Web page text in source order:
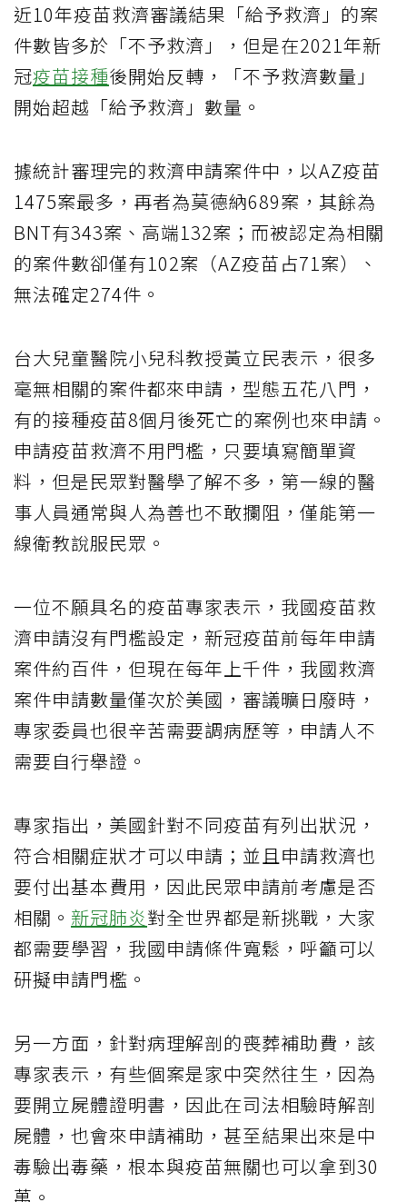
近10年疫苗救濟審議結果「給予救濟」的案
件數皆多於「不予救濟」，但是在2021年新
冠疫苗接種後開始反轉，「不予救濟數量」
開始超越「給予救濟」數量。
據統計審理完的救濟申請案件中，以AZ疫苗
1475案最多，再者為莫德納689案，其餘為
BNT有343案、高端132案；而被認定為相關
的案件數卻僅有102案（AZ疫苗占71案）、
無法確定274件。
台大兒童醫院小兒科教授黃立民表示，很多
毫無相關的案件都來申請，型態五花八門，
有的接種疫苗8個月後死亡的案例也來申請。
申請疫苗救濟不用門檻，只要填寫簡單資
料，但是民眾對醫學了解不多，第一線的醫
事人員通常與人為善也不敢攔阻，僅能第一
線衛教說服民眾。
一位不願具名的疫苗專家表示，我國疫苗救
濟申請沒有門檻設定，新冠疫苗前每年申請
案件約百件，但現在每年上千件，我國救濟
案件申請數量僅次於美國，審議曠日廢時，
專家委員也很辛苦需要調病歷等，申請人不
需要自行舉證。
專家指出，美國針對不同疫苗有列出狀況，
符合相關症狀才可以申請；並且申請救濟也
要付出基本費用，因此民眾申請前考慮是否
相關。 新冠肺炎對全世界都是新挑戰，大家
都需要學習，我國申請條件寬鬆，呼籲可以
研擬申請門檻。
另一方面，針對病理解剖的喪葬補助費，該
專家表示，有些個案是家中突然往生，因為
要開立屍體證明書，因此在司法相驗時解剖
屍體，也會來申請補助，甚至結果出來是中
毒驗出毒藥，根本與疫苗無關也可以拿到30